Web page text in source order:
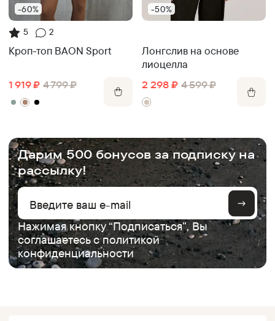
-60%
5 2
Кроп-топ BAON Sport
1 919 ₽ 4 799 ₽
-50%
Лонгслив на основе
лиоцелла
2 298 ₽ 4 599 ₽
Дарим 500 бонусов за подписку на
рассылку!
Нажимая кнопку “Подписаться”, Вы
соглашаетесь сполитикой
конфиденциальности